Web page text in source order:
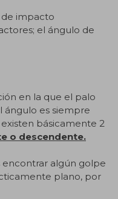
impacto
el ángulo de
en la que el palo
ángulo es siempre
básicamente 2
o descendente.
algún golpe
plano, por